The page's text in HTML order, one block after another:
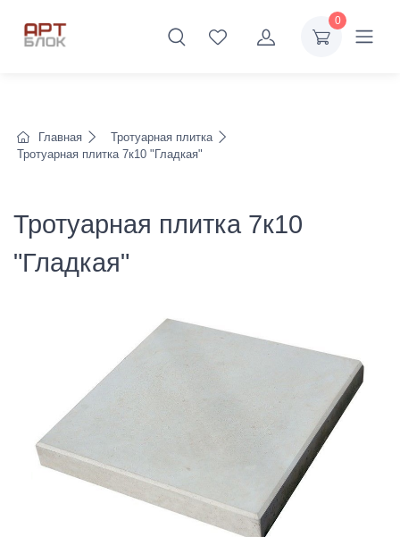
0
Главная
Тротуарная плитка
Тротуарная плитка 7к10 "Гладкая"
Тротуарная плитка 7к10
"Гладкая"